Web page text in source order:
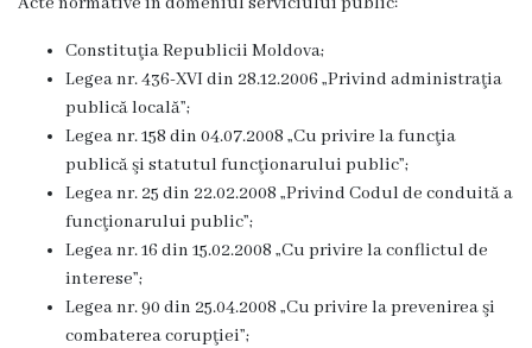
Locale
Transparență
decizională
Iniţieri
de
proiecte
Constituţia Republicii Moldova;
Legea nr. 436-XVI din 28.12.2006 „Privind administraţia
publică locală”;
Legea nr. 158 din 04.07.2008 „Cu privire la funcţia
publică şi statutul funcţionarului public”;
Legea nr. 25 din 22.02.2008 „Privind Codul de conduită a
funcţionarului public”;
Legea nr. 16 din 15.02.2008 „Cu privire la conflictul de
interese”;
Legea nr. 90 din 25.04.2008 „Cu privire la prevenirea şi
combaterea corupţiei”;